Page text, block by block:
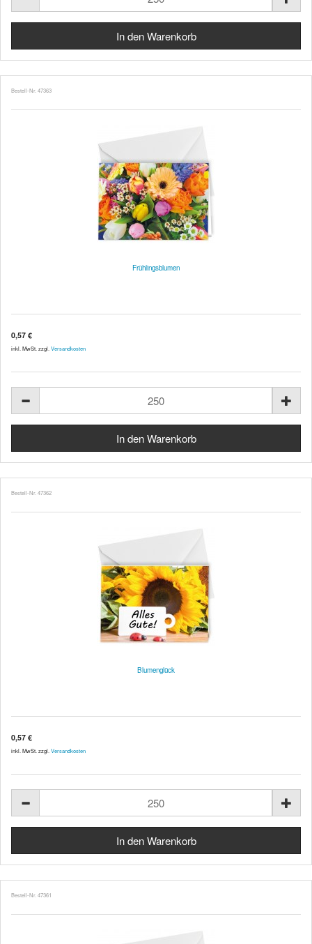
Bestell-Nr. 47363
Frühlingsblumen
0,57 €
inkl. MwSt. zzgl. Versandkosten
Bestell-Nr. 47362
Blumenglück
0,57 €
inkl. MwSt. zzgl. Versandkosten
Bestell-Nr. 47361